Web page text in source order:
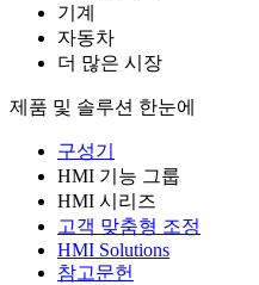
기계
자동차
더 많은 시장
제품 및 솔루션 한눈에
구성기
HMI 기능 그룹
HMI 시리즈
고객 맞춤형 조정
HMI Solutions
참고문헌